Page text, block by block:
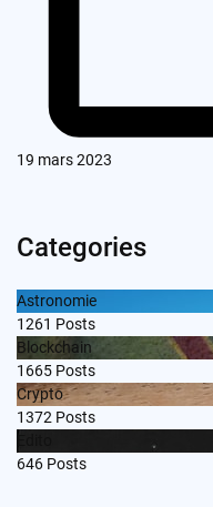
19 mars 2023
Categories
Astronomie
1261 Posts
Blockchain
1665 Posts
Crypto
1372 Posts
646 Posts